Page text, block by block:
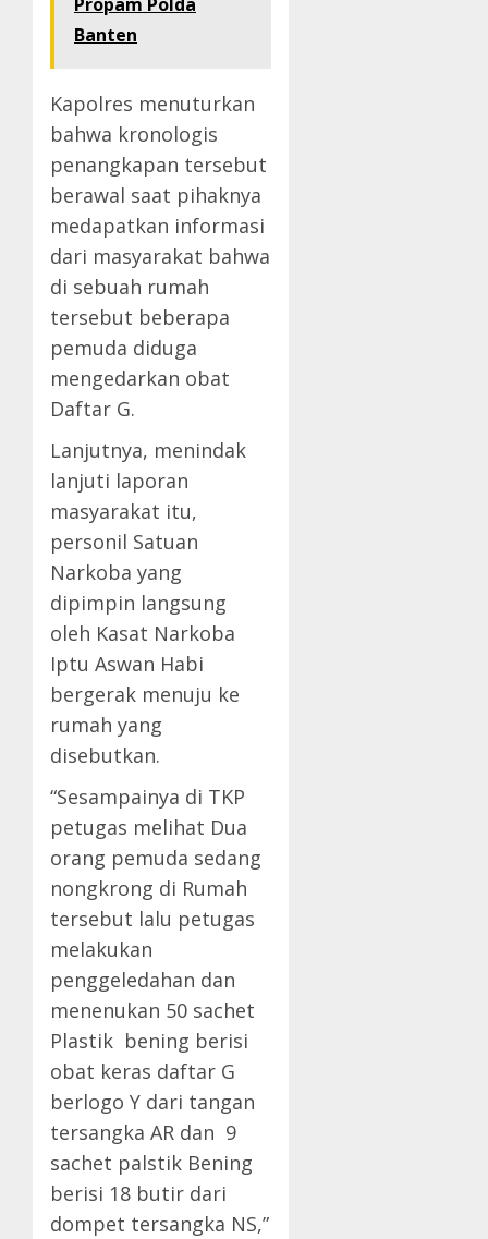
Banten
Kapolres menuturkan
bahwa kronologis
penangkapan tersebut
berawal saat pihaknya
medapatkan informasi
dari masyarakat bahwa
di sebuah rumah
tersebut beberapa
pemuda diduga
mengedarkan obat
Daftar G.
Lanjutnya, menindak
lanjuti laporan
masyarakat itu,
personil Satuan
Narkoba yang
dipimpin langsung
oleh Kasat Narkoba
Iptu Aswan Habi
bergerak menuju ke
rumah yang
disebutkan.
“Sesampainya di TKP
petugas melihat Dua
orang pemuda sedang
nongkrong di Rumah
tersebut lalu petugas
melakukan
penggeledahan dan
menenukan 50 sachet
Plastik bening berisi
obat keras daftar G
berlogo Y dari tangan
tersangka AR dan 9
sachet palstik Bening
berisi 18 butir dari
dompet tersangka NS,”